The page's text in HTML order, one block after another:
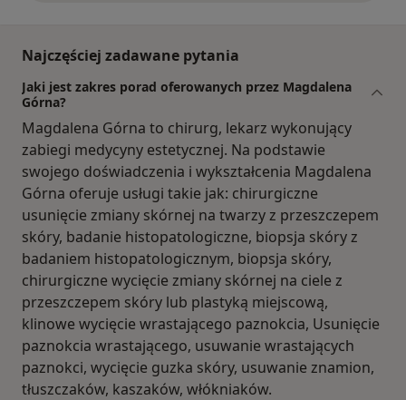
Najczęściej zadawane pytania
Jaki jest zakres porad oferowanych przez Magdalena
Górna?
Magdalena Górna to chirurg, lekarz wykonujący
zabiegi medycyny estetycznej. Na podstawie
swojego doświadczenia i wykształcenia Magdalena
Górna oferuje usługi takie jak: chirurgiczne
usunięcie zmiany skórnej na twarzy z przeszczepem
skóry, badanie histopatologiczne, biopsja skóry z
badaniem histopatologicznym, biopsja skóry,
chirurgiczne wycięcie zmiany skórnej na ciele z
przeszczepem skóry lub plastyką miejscową,
klinowe wycięcie wrastającego paznokcia, Usunięcie
paznokcia wrastającego, usuwanie wrastających
paznokci, wycięcie guzka skóry, usuwanie znamion,
tłuszczaków, kaszaków, włókniaków.